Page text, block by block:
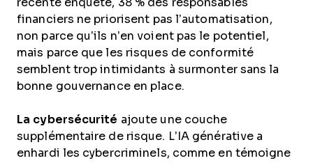
récente enquête, 38 % des responsables
financiers ne priorisent pas l’automatisation,
non parce qu’ils n’en voient pas le potentiel,
mais parce que les risques de conformité
semblent trop intimidants à surmonter sans la
bonne gouvernance en place​.
La cybersécurité ajoute une couche
supplémentaire de risque. L’IA générative a
enhardi les cybercriminels, comme en témoigne